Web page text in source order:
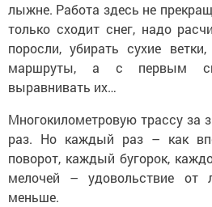
лыжне. Работа здесь не
только сходит снег, надо
поросли, убирать сухие
маршруты, а с первым
выравнивать их…
Многокилометровую трассу за
раз. Но каждый раз – как
поворот, каждый бугорок,
мелочей – удовольствие от
меньше.